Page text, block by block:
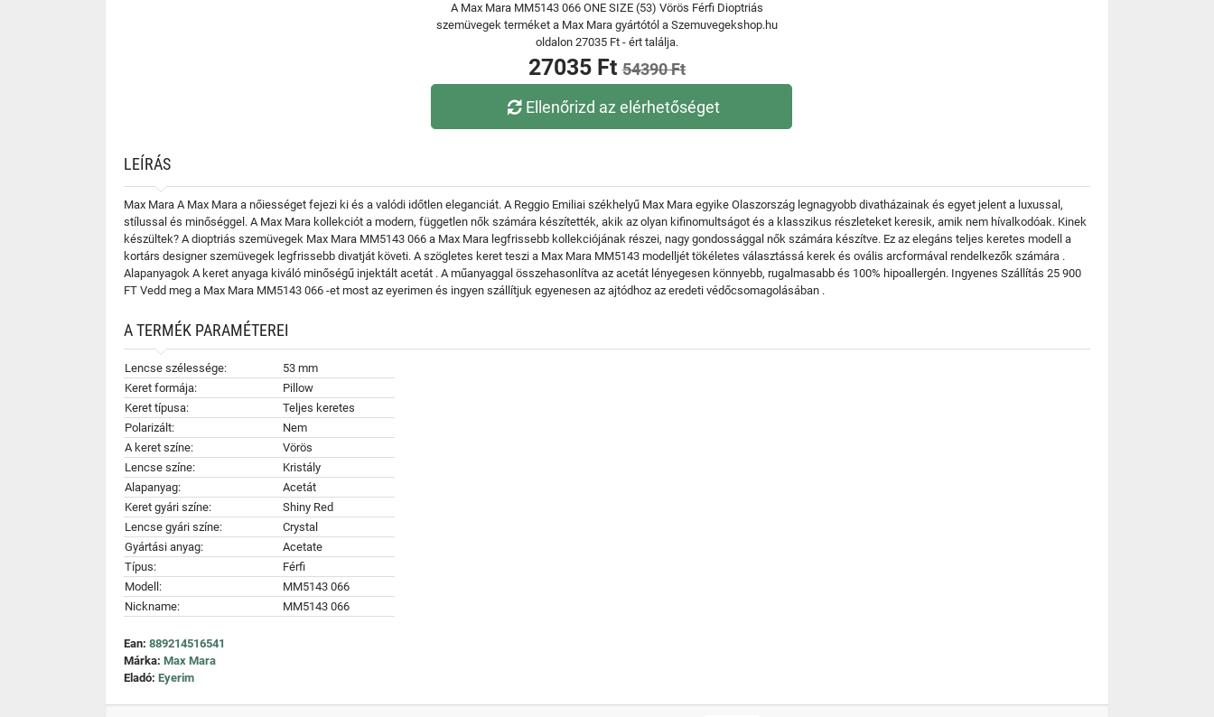
A Max Mara MM5143 066 ONE SIZE (53) Vörös Férfi Dioptriás
szemüvegek terméket a Max Mara gyártótól a Szemuvegekshop.hu
oldalon 27035 Ft - ért találja.
27035 Ft 54390 Ft
Ellenőrizd az elérhetőséget
LEÍRÁS
Max Mara A Max Mara a nőiességet fejezi ki és a valódi időtlen eleganciát. A Reggio Emiliai székhelyű Max Mara egyike Olaszország legnagyobb divatházainak és egyet jelent a luxussal,
stílussal és minőséggel. A Max Mara kollekciót a modern, független nők számára készítették, akik az olyan kifinomultságot és a klasszikus részleteket keresik, amik nem hívalkodóak. Kinek
készültek? A dioptriás szemüvegek Max Mara MM5143 066 a Max Mara legfrissebb kollekciójának részei, nagy gondossággal nők számára készítve. Ez az elegáns teljes keretes modell a
kortárs designer szemüvegek legfrissebb divatját követi. A szögletes keret teszi a Max Mara MM5143 modelljét tökéletes választássá kerek és ovális arcformával rendelkezők számára .
Alapanyagok A keret anyaga kiváló minőségű injektált acetát . A műanyaggal összehasonlítva az acetát lényegesen könnyebb, rugalmasabb és 100% hipoallergén. Ingyenes Szállítás 25 900
FT Vedd meg a Max Mara MM5143 066 -et most az eyerimen és ingyen szállítjuk egyenesen az ajtódhoz az eredeti védőcsomagolásában .
A TERMÉK PARAMÉTEREI
Lencse szélessége:
53 mm
Keret formája:
Pillow
Keret típusa:
Teljes keretes
Polarizált:
Nem
A keret színe:
Vörös
Lencse színe:
Kristály
Alapanyag:
Acetát
Keret gyári színe:
Shiny Red
Lencse gyári színe:
Crystal
Gyártási anyag:
Acetate
Típus:
Férfi
Modell:
MM5143 066
Nickname:
MM5143 066
Ean: 889214516541
Márka: Max Mara
Eladó: Eyerim